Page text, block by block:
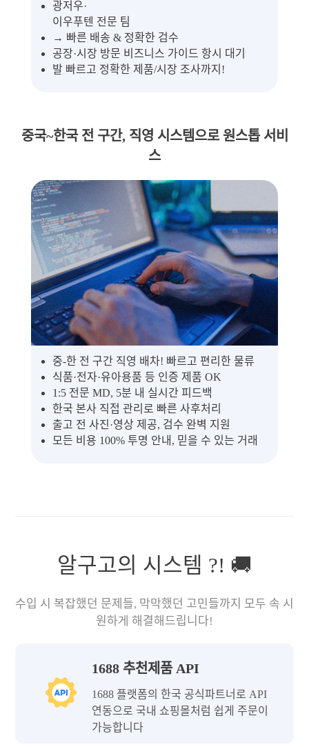
광저우·
이우푸텐 전문 팀
→ 빠른 배송 & 정확한 검수
공장·시장 방문 비즈니스 가이드 항시 대기
발 빠르고 정확한 제품/시장 조사까지!
중국~한국 전 구간, 직영 시스템으로 원스톱 서비
스
중-한 전 구간 직영 배차! 빠르고 편리한 물류
식품·전자·유아용품 등 인증 제품 OK
1:5 전문 MD, 5분 내 실시간 피드백
한국 본사 직접 관리로 빠른 사후처리
출고 전 사진·영상 제공, 검수 완벽 지원
모든 비용 100% 투명 안내, 믿을 수 있는 거래
알구고의 시스템 ?! 🚚
수입 시 복잡했던 문제들, 막막했던 고민들까지 모두 속 시
원하게 해결해드립니다!
1688 추천제품 API
1688 플랫폼의 한국 공식파트너로 API
연동으로 국내 쇼핑몰처럼 쉽게 주문이
가능합니다